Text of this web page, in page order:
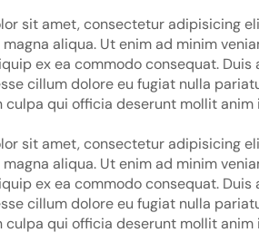
sit amet, consectetur adipisicing
aliqua. Ut enim ad minim
ex ea commodo consequat.
cillum dolore eu fugiat nulla
culpa qui officia deserunt mollit anim
sit amet, consectetur adipisicing
aliqua. Ut enim ad minim
ex ea commodo consequat.
cillum dolore eu fugiat nulla
culpa qui officia deserunt mollit anim